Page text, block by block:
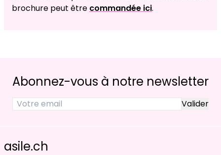
brochure peut être commandée ici.
Abonnez-vous à notre newsletter
asile.ch